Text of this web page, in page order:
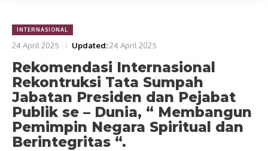
INTERNASIONAL
24 April 2025 Updated:24 April 2025
Rekomendasi Internasional
Rekontruksi Tata Sumpah
Jabatan Presiden dan Pejabat
Publik se – Dunia, “ Membangun
Pemimpin Negara Spiritual dan
Berintegritas “.